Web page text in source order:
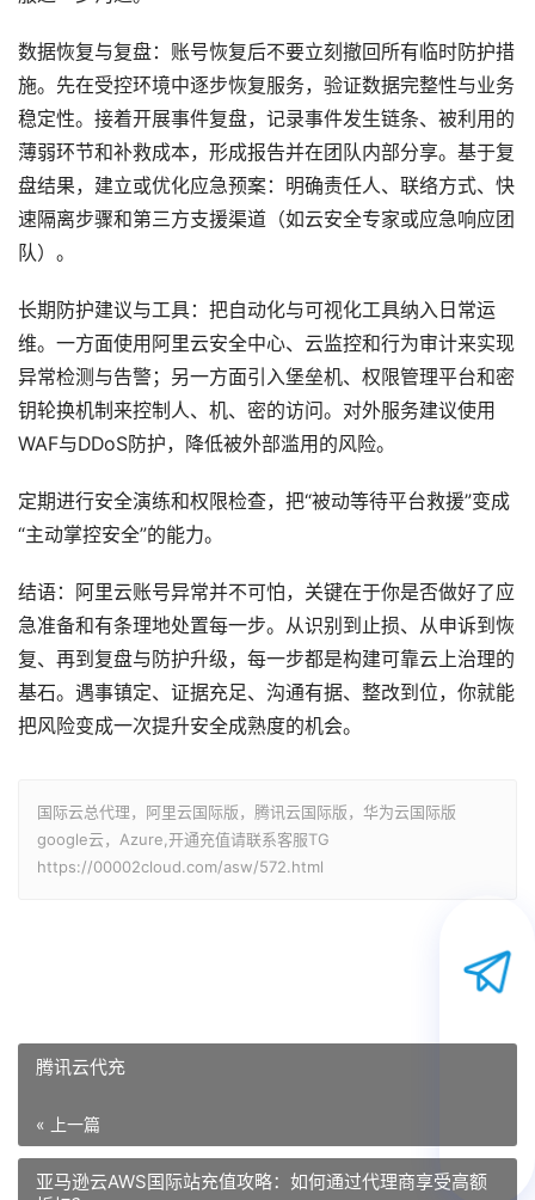
数据恢复与复盘：账号恢复后不要立刻撤回所有临时防护措
施。先在受控环境中逐步恢复服务，验证数据完整性与业务
稳定性。接着开展事件复盘，记录事件发生链条、被利用的
薄弱环节和补救成本，形成报告并在团队内部分享。基于复
盘结果，建立或优化应急预案：明确责任人、联络方式、快
速隔离步骤和第三方支援渠道（如云安全专家或应急响应团
队）。
长期防护建议与工具：把自动化与可视化工具纳入日常运
维。一方面使用阿里云安全中心、云监控和行为审计来实现
异常检测与告警；另一方面引入堡垒机、权限管理平台和密
钥轮换机制来控制人、机、密的访问。对外服务建议使用
WAF与DDoS防护，降低被外部滥用的风险。
定期进行安全演练和权限检查，把“被动等待平台救援”变成
“主动掌控安全”的能力。
结语：阿里云账号异常并不可怕，关键在于你是否做好了应
急准备和有条理地处置每一步。从识别到止损、从申诉到恢
复、再到复盘与防护升级，每一步都是构建可靠云上治理的
基石。遇事镇定、证据充足、沟通有据、整改到位，你就能
把风险变成一次提升安全成熟度的机会。
国际云总代理，阿里云国际版，腾讯云国际版，华为云国际版
google云，Azure,开通充值请联系客服TG
https://00002cloud.com/asw/572.html
腾讯云代充
« 上一篇
亚马逊云AWS国际站充值攻略：如何通过代理商享受高额